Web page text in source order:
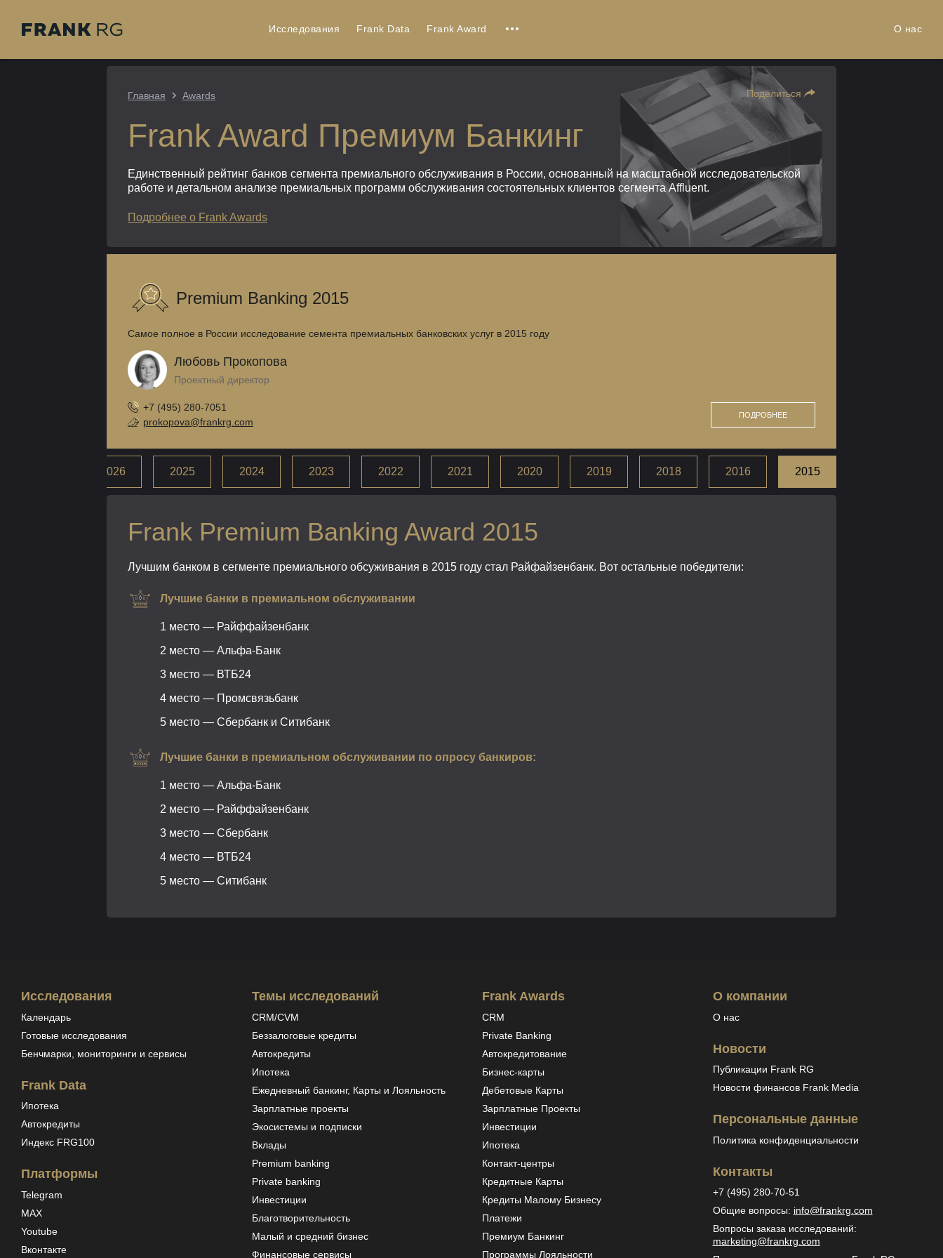
Исследования Frank Data Frank Award О нас
Главная Awards Поделиться
Frank Award Премиум Банкинг
Единственный рейтинг банков сегмента премиального обслуживания в России, основанный на масштабной исследовательской
работе и детальном анализе премиальных программ обслуживания состоятельных клиентов сегмента Affluent.
Подробнее о Frank Awards
Premium Banking 2015
Самое полное в России исследование семента премиальных банковских услуг в 2015 году
Любовь Прокопова
Проектный директор
+7 (495) 280-7051
prokopova@frankrg.com
ПОДРОБНЕЕ
2026 2025 2024 2023 2022 2021 2020 2019 2018 2016 2015
Frank Premium Banking Award 2015
Лучшим банком в сегменте премиального обсуживания в 2015 году стал Райфайзенбанк. Вот остальные победители:
Лучшие банки в премиальном обслуживании
1 место — Райффайзенбанк
2 место — Альфа-Банк
3 место — ВТБ24
4 место — Промсвязьбанк
5 место — Сбербанк и Ситибанк
Лучшие банки в премиальном обслуживании по опросу банкиров:
1 место — Альфа-Банк
2 место — Райффайзенбанк
3 место — Сбербанк
4 место — ВТБ24
5 место — Ситибанк
Исследования
Календарь
Готовые исследования
Бенчмарки, мониторинги и сервисы
Frank Data
Ипотека
Автокредиты
Индекс FRG100
Платформы
Telegram
MAX
Youtube
Вконтакте
Темы исследований
CRM/CVM
Беззалоговые кредиты
Автокредиты
Ипотека
Ежедневный банкинг, Карты и Лояльность
Зарплатные проекты
Экосистемы и подписки
Вклады
Premium banking
Private banking
Инвестиции
Благотворительность
Малый и средний бизнес
Финансовые сервисы
Frank Awards
CRM
Private Banking
Автокредитование
Бизнес-карты
Дебетовые Карты
Зарплатные Проекты
Инвестиции
Ипотека
Контакт-центры
Кредитные Карты
Кредиты Малому Бизнесу
Платежи
Премиум Банкинг
Программы Лояльности
О компании
О нас
Новости
Публикации Frank RG
Новости финансов Frank Media
Персональные данные
Политика конфиденциальности
Контакты
+7 (495) 280-70-51
Общие вопросы: info@frankrg.com
Вопросы заказа исследований:
marketing@frankrg.com